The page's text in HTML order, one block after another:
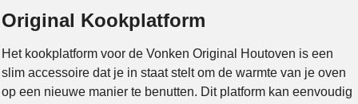
Original Kookplatform
Het kookplatform voor de Vonken Original Houtoven is een
slim accessoire dat je in staat stelt om de warmte van je oven
op een nieuwe manier te benutten. Dit platform kan eenvoudig